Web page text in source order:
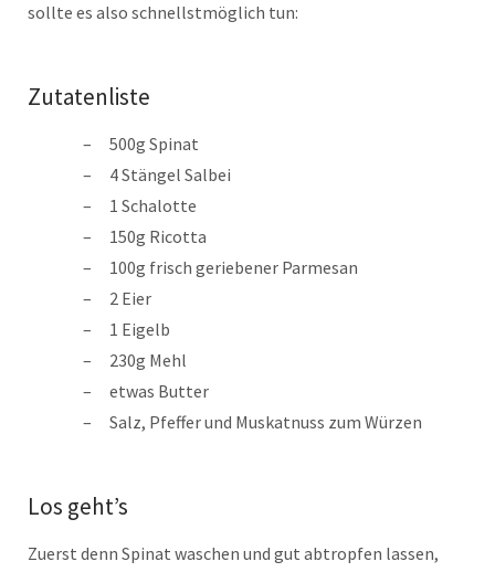
sollte es also schnellstmöglich tun:
Zutatenliste
500g Spinat
4 Stängel Salbei
1 Schalotte
150g Ricotta
100g frisch geriebener Parmesan
2 Eier
1 Eigelb
230g Mehl
etwas Butter
Salz, Pfeffer und Muskatnuss zum Würzen
Los geht’s
Zuerst denn Spinat waschen und gut abtropfen lassen,